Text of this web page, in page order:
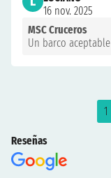
16 nov. 2025
MSC Cruceros
Un barco aceptable
1
Reseñas